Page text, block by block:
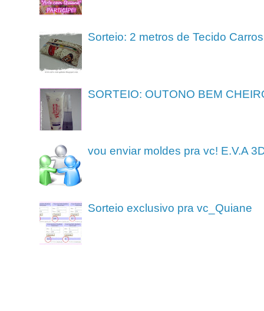
Sorteio: 2 metros de Tecido Carros
SORTEIO: OUTONO BEM
vou enviar moldes pra vc! E.V.A
Sorteio exclusivo pra vc_Quiane